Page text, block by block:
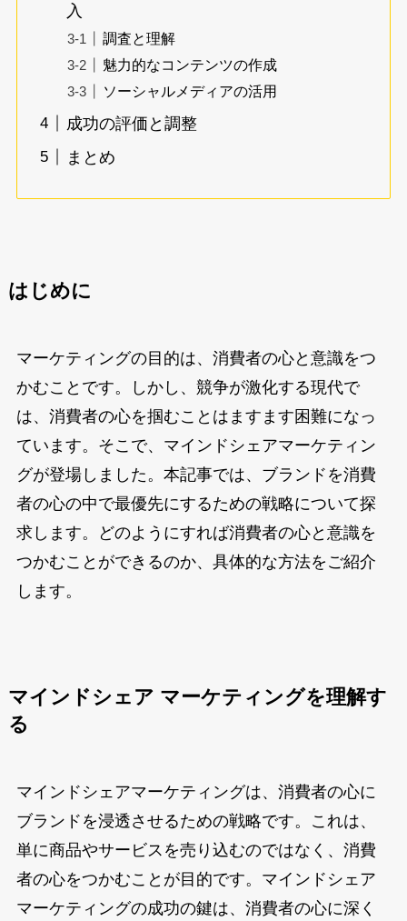
入
調査と理解
魅力的なコンテンツの作成
ソーシャルメディアの活用
成功の評価と調整
まとめ
はじめに
マーケティングの目的は、消費者の心と意識をつ
かむことです。しかし、競争が激化する現代で
は、消費者の心を掴むことはますます困難になっ
ています。そこで、マインドシェアマーケティン
グが登場しました。本記事では、ブランドを消費
者の心の中で最優先にするための戦略について探
求します。どのようにすれば消費者の心と意識を
つかむことができるのか、具体的な方法をご紹介
します。
マインドシェア マーケティングを理解す
る
マインドシェアマーケティングは、消費者の心に
ブランドを浸透させるための戦略です。これは、
単に商品やサービスを売り込むのではなく、消費
者の心をつかむことが目的です。マインドシェア
マーケティングの成功の鍵は、消費者の心に深く